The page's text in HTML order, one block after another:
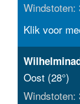
Windstoten:
Klik voor
Oost (28°)
Windstoten: